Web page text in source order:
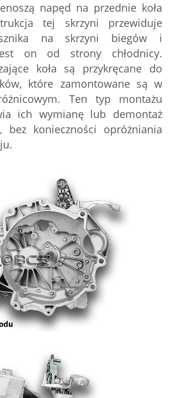
napęd na przednie koła
tej skrzyni przewiduje
na skrzyni biegów i
on od strony chłodnicy.
koła są przykręcane do
które zamontowane są w
Ten typ montażu
ich wymianę lub demontaż
bez konieczności opróżniania